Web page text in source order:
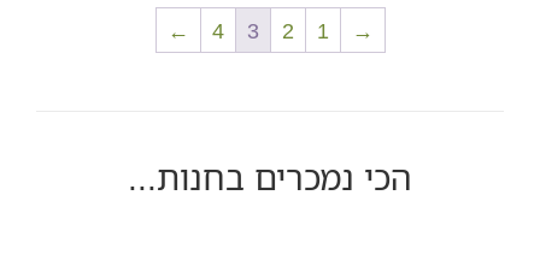
→
1
2
3
4
←
הכי נמכרים בחנות...